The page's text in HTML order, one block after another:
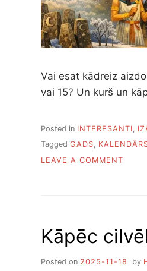
Vai esat kādreiz
vai 15? Un kurš un
Posted in INTERESANTI,
Tagged GADS,
LEAVE A COMMENT
Kāpēc
Posted on 2025-11-18 by